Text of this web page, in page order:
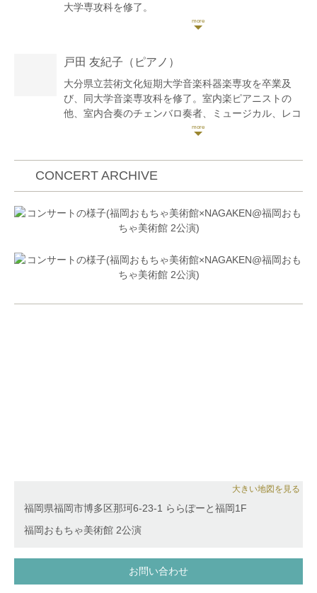
大学専攻科を修了。
第4回別府アルゲリッチ音楽祭若手演奏家コンサート
を務める。
2009、2011年バッハストリングアンサンブルのメン
バーとして英国公演に参加。
九州各地でソロ、室内楽、オーケストラ、レコーディ
ングなど幅広く演奏活動を行っている。
第13回おぢか国際音楽祭にてマスタークラスの講師を
郎、市博成の各氏に師事。
室内楽を良永季美枝氏に師事。
Duo Fugaのチェリスト
音楽教室Tutti、熊本大谷楽器、大谷楽器春日センター
大分県立芸術文化短期大学非常勤講師。
戸田 友紀子 （ピアノ）
大分県立芸術文化短期大学音楽科器楽専攻を卒業及
び、同大学音楽専攻科を修了。室内楽ピアニストの
他、室内合奏のチェンバロ奏者、ミュージカル、レコ
ーディングなど幅広く演奏活動を行っている。2010
奏曲第2番を共演。ライプツィヒ・ゲヴァントハウス
管弦楽団首席チェリストのユルンヤーコブ・ティム
賞、宮崎音楽コンクール最優秀賞受賞。ピアノを寺田
洋子、中鍋美智子、小川詠子、斎藤美代子、釈迦郡誠
Fuga、女声合唱アマービレピアニストの他、絵本と
音楽の子ども向けコンサートをプロデュースしてい
CONCERT ARCHIVE
大きい地図を見る
福岡県福岡市博多区那珂6-23-1 ららぽーと福岡1F
福岡おもちゃ美術館 2公演
お問い合わせ